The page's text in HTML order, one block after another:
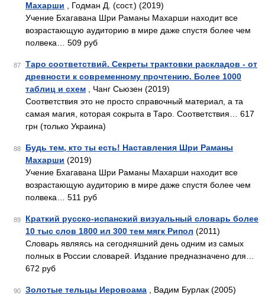
Махарши , Годман Д. (сост.) (2019)
Учение Бхагавана Шри Раманы Махарши находит все
возрастающую аудиторию в мире даже спустя более чем
полвека… 509 руб
87
Таро соответствий. Секреты трактовки раскладов - от
древности к современному прочтению. Более 1000
таблиц и схем , Чанг Сьюзен (2019)
Соответствия это не просто справочный материал, а та
самая магия, которая сокрыта в Таро. Соответствия… 617
грн (только Украина)
88
Будь тем, кто ты есть! Наставления Шри Раманы
Махарши (2019)
Учение Бхагавана Шри Раманы Махарши находит все
возрастающую аудиторию в мире даже спустя более чем
полвека… 511 руб
89
Краткий русско-испанский визуальный словарь более
10 тыс слов 1800 ил 300 тем мягк Рипол (2011)
Словарь являясь на сегодняшний день одним из самых
полных в России словарей. Издание предназначено для…
672 руб
90 Золотые тельцы Иеровоама , Вадим Бурлак (2005)